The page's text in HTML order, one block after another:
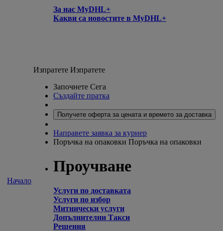
За нас MyDHL+
Какви са новостите в MyDHL+
Начало
Изпратете Изпратете
Започнете Сега
Създайте пратка
Получете оферта за цената и времето за доставка
Направете заявка за куриер
Поръчка на опаковки Поръчка на опаковки
Проучване
Услуги по доставката
Услуги по избор
Митнически услуги
Допълнителни Такси
Решения